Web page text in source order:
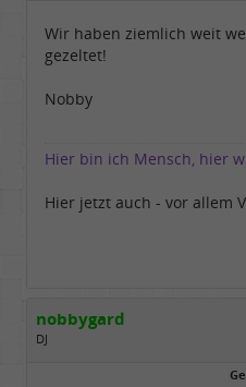
Beiträge:
4529
Dabei seit:
Wir haben ziemlich weit
gezeltet!
Nobby
Hier bin ich Mensch, hier
Hier jetzt auch - vor allem
nobbygard
DJ
Schleswig-Holstein